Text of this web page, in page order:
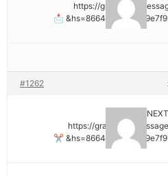
https://graph.org/
#1262
✂ + 1.986306
https://graph.org/